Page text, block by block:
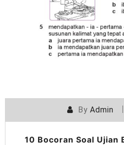
ByAdmin
10 Bocoran Soal Ujian